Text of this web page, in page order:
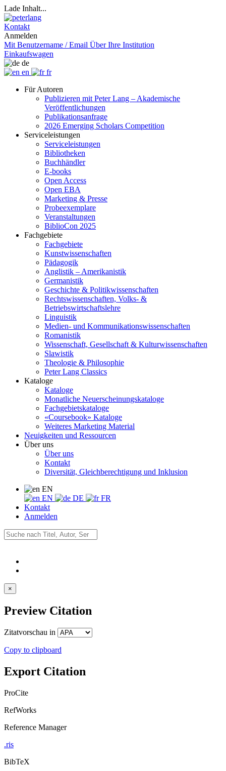
Lade Inhalt...
Kontakt
Anmelden
Mit Benutzername / Email Über Ihre Institution
Einkaufswagen
de
en
fr
Für Autoren
Publizieren mit Peter Lang – Akademische
Veröffentlichungen
Publikationsanfrage
2026 Emerging Scholars Competition
Serviceleistungen
Serviceleistungen
Bibliotheken
Buchhändler
E-books
Open Access
Open EBA
Marketing & Presse
Probeexemplare
Veranstaltungen
BiblioCon 2025
Fachgebiete
Fachgebiete
Kunstwissenschaften
Pädagogik
Anglistik – Amerikanistik
Germanistik
Geschichte & Politikwissenschaften
Rechtswissenschaften, Volks- &
Betriebswirtschaftslehre
Linguistik
Medien- und Kommunikationswissenschaften
Romanistik
Wissenschaft, Gesellschaft & Kulturwissenschaften
Slawistik
Theologie & Philosophie
Peter Lang Classics
Kataloge
Kataloge
Monatliche Neuerscheinungskataloge
Fachgebietskataloge
«Coursebook» Kataloge
Weiteres Marketing Material
Neuigkeiten und Ressourcen
Über uns
Über uns
Kontakt
Diversität, Gleichberechtigung und Inklusion
EN
EN
DE
FR
Kontakt
Anmelden
×
Preview Citation
Zitatvorschau in
Copy to clipboard
Export Citation
ProCite
RefWorks
Reference Manager
.ris
BibTeX